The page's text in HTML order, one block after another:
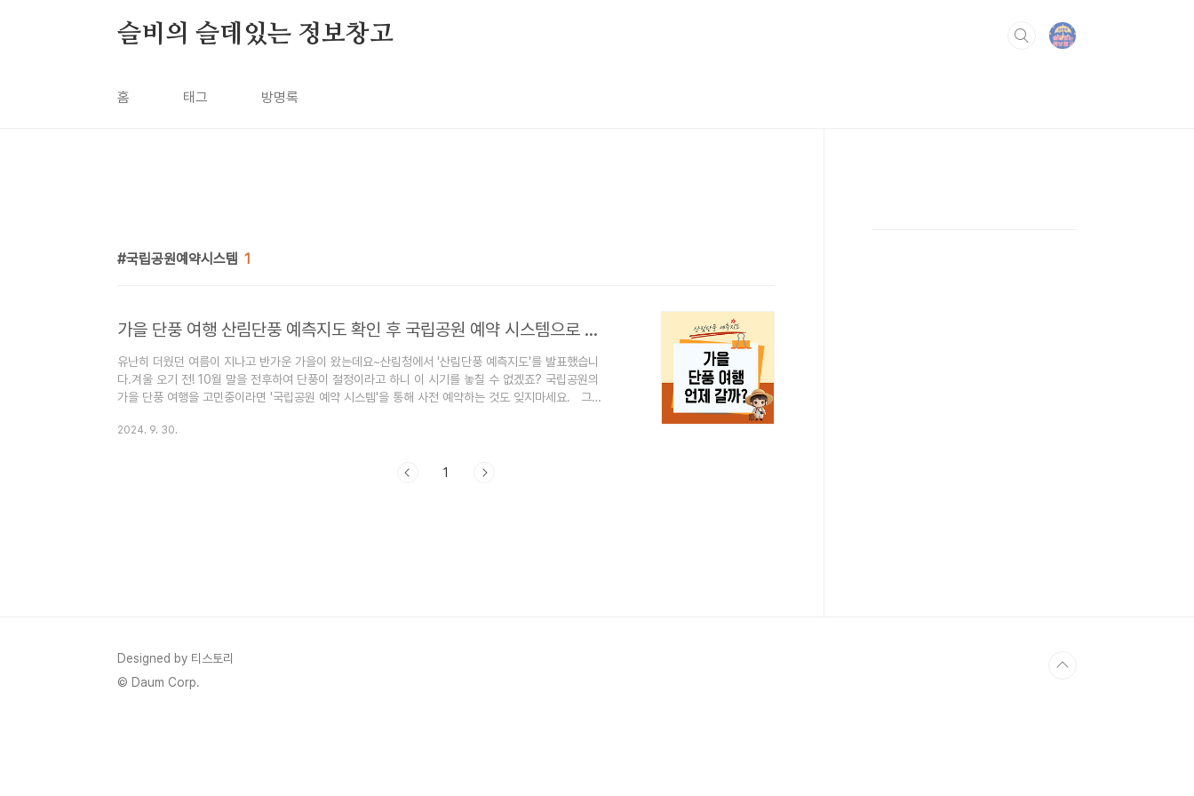
슬비의 슬데있는 정보창고
홈 태그 방명록
국립공원예약시스템 1
가을 단풍 여행 산림단풍 예측지도 확인 후 국립공원 예약 시스템으로 예약하기
유난히 더웠던 여름이 지나고 반가운 가을이 왔는데요~산림청에서 '산림단풍 예측지도'를 발표했습니
다.겨울 오기 전! 10월 말을 전후하여 단풍이 절정이라고 하니 이 시기를 놓칠 수 없겠죠? 국립공원의
가을 단풍 여행을 고민중이라면 '국립공원 예약 시스템'을 통해 사전 예약하는 것도 잊지마세요. 그럼,
풍 예측지도란?산림청은 매년 국립수목원, 9개의 권역별 공립수목원과 협력하여전국 112개 지점의 생
무류, 은행나무 등 주요 수종의 단풍 시기를 예측한 지도를 제작하여 발표하고 있습니다. 이 지도는 단
2024. 9. 30.
1
Designed by 티스토리
© Daum Corp.